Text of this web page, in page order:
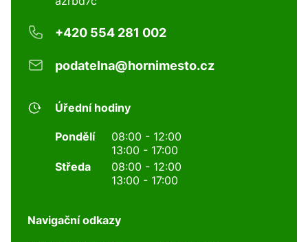
+420 554 281 002
podatelna@hornimesto.cz
Úřední hodiny
Pondělí
08:00 - 12:00
13:00 - 17:00
Středa
08:00 - 12:00
13:00 - 17:00
Navigační odkazy